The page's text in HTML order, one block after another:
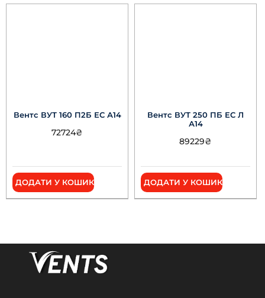
Вентс ВУТ 160 П2Б ЕС А14
72724₴
ДОДАТИ У КОШИК
Вентс ВУТ 250 ПБ ЕС Л
А14
89229₴
ДОДАТИ У КОШИК